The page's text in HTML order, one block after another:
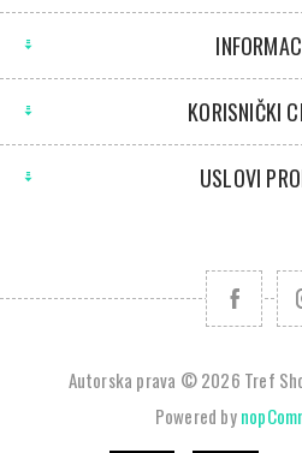
KORISNIČKI
USLOVI
Autorska prava © 2026 Tref
Powered by